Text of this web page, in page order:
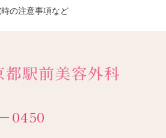
の注意事項など